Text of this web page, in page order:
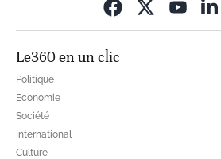
Le360 en un clic
Politique
Economie
Société
International
Culture